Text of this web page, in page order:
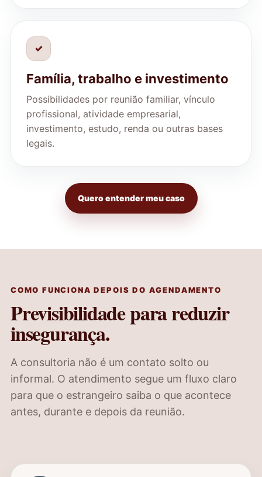
✓
Família, trabalho e investimento
Possibilidades por reunião familiar, vínculo
profissional, atividade empresarial,
investimento, estudo, renda ou outras bases
legais.
Quero entender meu caso
COMO FUNCIONA DEPOIS DO AGENDAMENTO
Previsibilidade para reduzir
insegurança.
A consultoria não é um contato solto ou
informal. O atendimento segue um fluxo claro
para que o estrangeiro saiba o que acontece
antes, durante e depois da reunião.